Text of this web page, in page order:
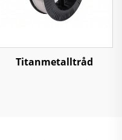
Titanmetalltråd